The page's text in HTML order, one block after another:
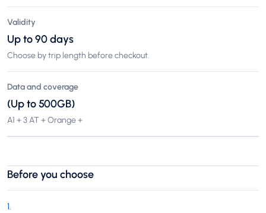
Validity
Up to 90 days
Choose by trip length before checkout.
Data and coverage
(Up to 500GB)
A1 + 3 AT + Orange +
Before you choose
1.